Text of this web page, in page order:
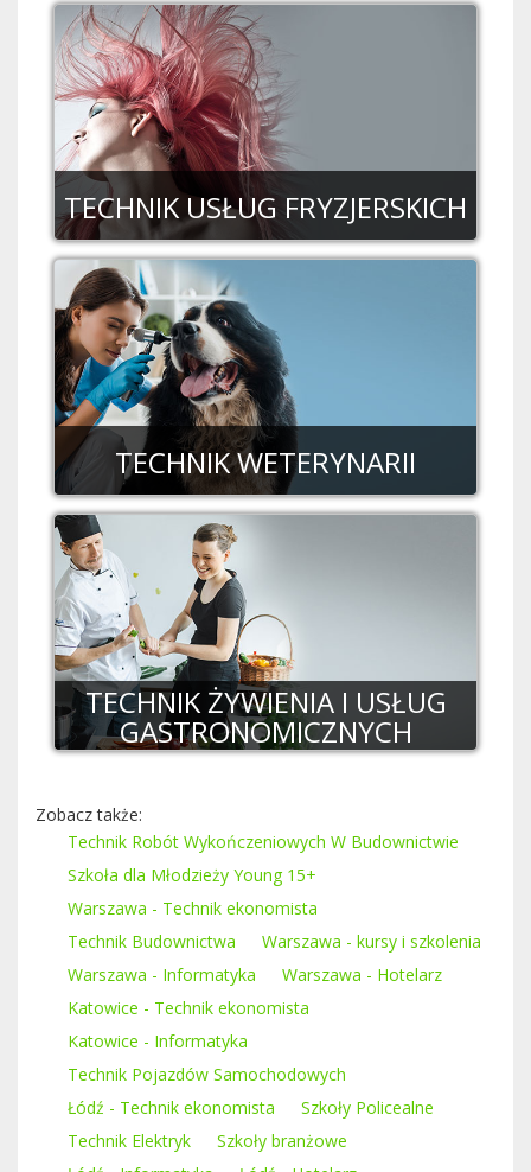
TECHNIK USŁUG FRYZJERSKICH
TECHNIK WETERYNARII
TECHNIK ŻYWIENIA I USŁUG
GASTRONOMICZNYCH
Zobacz także:
Technik Robót Wykończeniowych W Budownictwie
Szkoła dla Młodzieży Young 15+
Warszawa - Technik ekonomista
Technik Budownictwa
Warszawa - kursy i szkolenia
Warszawa - Informatyka
Warszawa - Hotelarz
Katowice - Technik ekonomista
Katowice - Informatyka
Technik Pojazdów Samochodowych
Łódź - Technik ekonomista
Szkoły Policealne
Technik Elektryk
Szkoły branżowe